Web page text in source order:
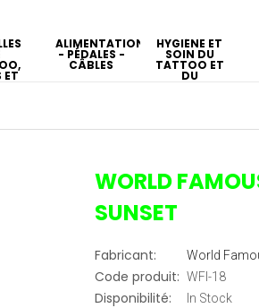
ET
ALIMENTATIONS
- PÉDALES -
CÂBLES
HYGIÉNE ET
SOIN DU
TATTOO ET
DU
WORLD
SUNSET
Fabricant: World
Code produit: WFI-18
Disponibilité: In Stock